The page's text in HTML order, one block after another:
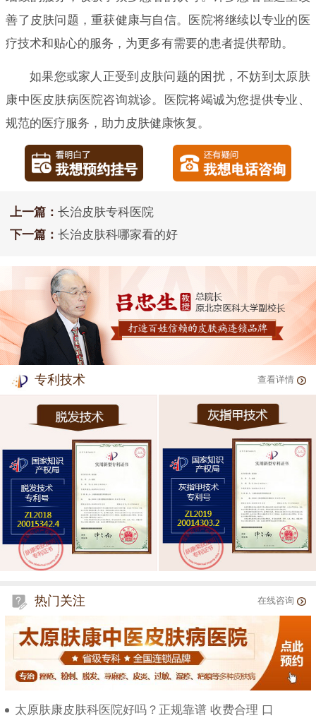
善了皮肤问题，重获健康与自信。医院将继续以专业的医
疗技术和贴心的服务，为更多有需要的患者提供帮助。
如果您或家人正受到皮肤问题的困扰，不妨到太原肤
康中医皮肤病医院咨询就诊。医院将竭诚为您提供专业、
规范的医疗服务，助力皮肤健康恢复。
上一篇： 长治皮肤专科医院
下一篇： 长治皮肤科哪家看的好
专利技术 查看详情
热门关注 在线咨询
太原肤康皮肤科医院好吗？正规靠谱 收费合理 口